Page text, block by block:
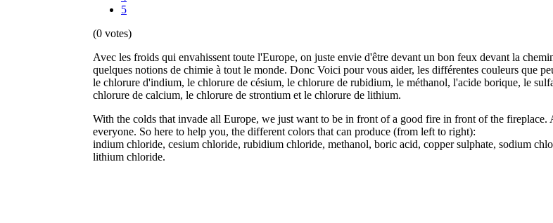
5
(0 votes)
Avec les froids qui envahissent toute l'Europe, on juste envie d'être devant un bon feux devant la
quelques notions de chimie à tout le monde. Donc Voici pour vous aider, les différentes couleurs que
le chlorure d'indium, le chlorure de césium, le chlorure de rubidium, le méthanol, l'acide borique, le
chlorure de calcium, le chlorure de strontium et le chlorure de lithium.
With the colds that invade all Europe, we just want to be in front of a good fire in front of the
everyone. So here to help you, the different colors that can produce (from left to right):
indium chloride, cesium chloride, rubidium chloride, methanol, boric acid, copper sulphate, sodium
lithium chloride.